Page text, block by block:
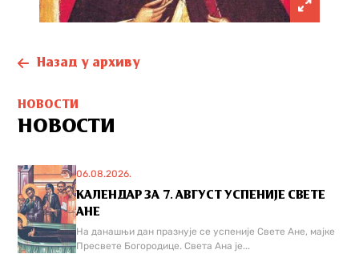
Назад у архиву
НОВОСТИ
НОВОСТИ
06.08.2026.
КАЛЕНДАР ЗА 7. АВГУСТ УСПЕНИЈЕ СВЕТЕ
АНЕ
На данашњи дан празнује се успеније Свете Ане, мајке
Пресвете Богородице. Света Ана је...